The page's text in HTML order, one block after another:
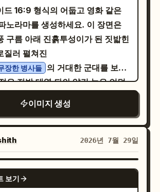
거나 이름이 제공될 경우
및 right name 를 채워 넣습니
터의 머리 위에 분홍색 하트 액세서
포함합니다. 캐릭터 세부 정
터는 약 160 cm의 아담한 애니메
, 검은색 블레이저, 흰색 셔츠, 줄무
은 주름치마, 흰색 루즈삭스, 검은
용하고 작은 검은색 크로스백을 메
. 턱 근처에 손을 모으고 수줍게 서
려다보는 모습입니다. 오른쪽 캐
cm의 키가 크고 슬림한 애니메
으로, 헝클어진 검은 머리에 검은
를 갖추고 있음. 주요 등장인
명의 반복되는 캐릭터 사용: 1) 어
셔츠, 줄무늬 넥타이, 짧은 검은
일본인 남성 직원이 데스크톱 컴퓨
책상에 앉아 있음; 2) 작고 복슬복
가 귀엽지만 진지한 표정으로 미니
, 키보드, 서류, 사무용품이 있는 작
니 의자에 앉아 있음; 3) 정장과 넥
안경을 쓴 화난 중년 남성 상사가
앉아 있거나 서 있음. 젊은 직원은
; 햄스터는
; 상사는
.
액션, 정확히 4개 패널: 1. 패널 1,
드 16:9 형식의 어둡고 영화 같은
노라마를 생성하세요. 이 장면은
구름 아래 진흙투성이가 된 짓밟힌
질러 펼쳐진
장한 병사들 의 거대한 군대를 보여
은 전방 대열 뒤의 약간 높은 언덕
이 지평선 너머 멀리 있는 성벽 도
어 나가는 모습을 내려다보는 구도
에는 강철 투구, 사슬 갑옷, 둥근
, 낡은 망토를 착용한 중세 무장 병
를 향해 내려가는 뒷모습과 옆모습
요. 전경에 5개의 눈에 띄는 깃발을
이미지 생성
2026년 7월 29일
GPT IMAGE 2
보기